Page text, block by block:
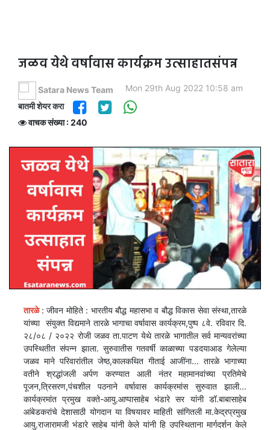
जळव येथे वर्षावास कार्यक्रम उत्साहातसंपन्न
Satara News Team
Mon 29th Aug 2022 10:58 am
बातमी शेयर करा
वाचक संख्या : 240
तारळे : जीवन मोहिते : भारतीय बौद्ध महासभा व बौद्ध विकास सेवा संस्था,तारळे
यांच्या संयुक्त विद्यमाने तारळे भागाचा वर्षावास कार्यक्रम,पुष्प ८वे. रविवार दि.
२८/०८ / २०२२ रोजी जळव ता.पाटण येथे तारळे भागातील सर्व मान्यवरांच्या
उपस्थितीत संपन्न झाला. सुरुवातीस गतवर्षी काळाच्या पडदयाआड गेलेल्या
जळव माने परिवारांतील जेष्ठ,कालकथित गीताई आजींना... तारळे भागाच्या
वतीने श्रद्धांजली अर्पण करण्यात आली नंतर महामानवांच्या प्रतिमेचे
पूजन,त्रिसरण,पंचशील पठनाने वर्षावास कार्यक्रमांस सुरुवात झाली...
कार्यक्रमांत प्रमुख वक्ते-आयु.आप्पासाहेब भंडारे सर यांनी डॉ.बाबासाहेब
आंबेडकरांचे देशासाठी योगदान या विषयावर माहिती सांगितली मा.केद्रप्रमुख
आयु.राजारामजी भंडारे साहेब यांनी केले यांनी हि उपस्थिताना मार्गदर्शन केले